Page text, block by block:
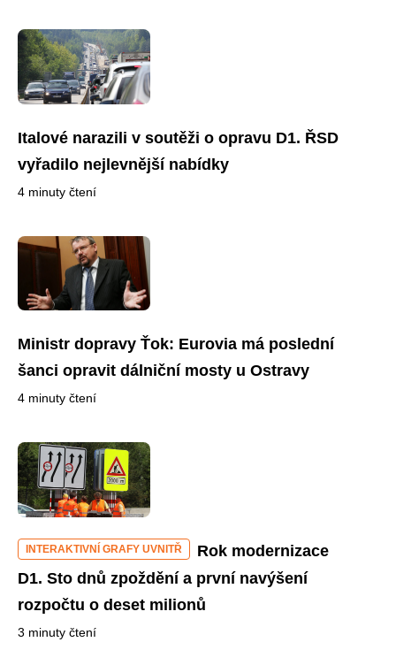
Italové narazili v soutěži o opravu D1. ŘSD
vyřadilo nejlevnější nabídky
4 minuty čtení
Ministr dopravy Ťok: Eurovia má poslední
šanci opravit dálniční mosty u Ostravy
4 minuty čtení
INTERAKTIVNÍ GRAFY UVNITŘ
Rok modernizace
D1. Sto dnů zpoždění a první navýšení
rozpočtu o deset milionů
3 minuty čtení